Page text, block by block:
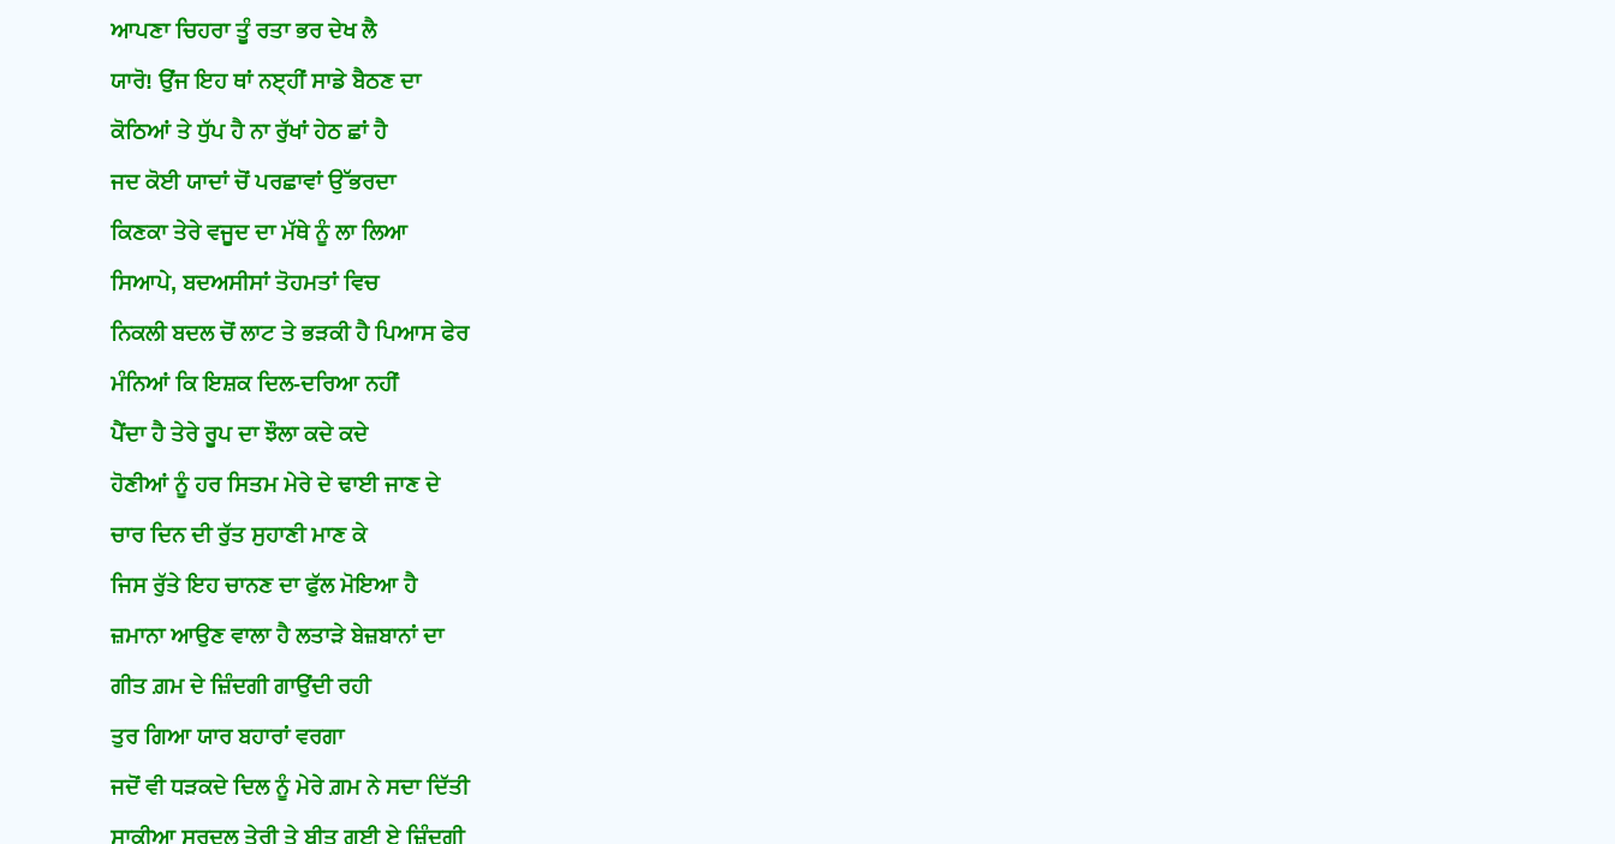
ਆਪਣਾ ਚਿਹਰਾ ਤੂੰ ਰਤਾ ਭਰ ਦੇਖ ਲੈ
ਯਾਰੋ! ਉਂਜ ਇਹ ਥਾਂ ਨੲ੍ਹੀਂ ਸਾਡੇ ਬੈਠਣ ਦਾ
ਕੋਠਿਆਂ ਤੇ ਧੁੱਪ ਹੈ ਨਾ ਰੁੱਖਾਂ ਹੇਠ ਛਾਂ ਹੈ
ਜਦ ਕੋਈ ਯਾਦਾਂ ਚੋਂ ਪਰਛਾਵਾਂ ਉੱਭਰਦਾ
ਕਿਣਕਾ ਤੇਰੇ ਵਜੂਦ ਦਾ ਮੱਥੇ ਨੂੰ ਲਾ ਲਿਆ
ਸਿਆਪੇ, ਬਦਅਸੀਸਾਂ ਤੋਹਮਤਾਂ ਵਿਚ
ਨਿਕਲੀ ਬਦਲ ਚੋਂ ਲਾਟ ਤੇ ਭੜਕੀ ਹੈ ਪਿਆਸ ਫੇਰ
ਮੰਨਿਆਂ ਕਿ ਇਸ਼ਕ ਦਿਲ-ਦਰਿਆ ਨਹੀਂ
ਪੈਂਦਾ ਹੈ ਤੇਰੇ ਰੂਪ ਦਾ ਝੌਲਾ ਕਦੇ ਕਦੇ
ਹੋਣੀਆਂ ਨੂੰ ਹਰ ਸਿਤਮ ਮੇਰੇ ਦੇ ਢਾਈ ਜਾਣ ਦੇ
ਚਾਰ ਦਿਨ ਦੀ ਰੁੱਤ ਸੁਹਾਣੀ ਮਾਣ ਕੇ
ਜਿਸ ਰੁੱਤੇ ਇਹ ਚਾਨਣ ਦਾ ਫੁੱਲ ਮੋਇਆ ਹੈ
ਜ਼ਮਾਨਾ ਆਉਣ ਵਾਲਾ ਹੈ ਲਤਾੜੇ ਬੇਜ਼ਬਾਨਾਂ ਦਾ
ਗੀਤ ਗ਼ਮ ਦੇ ਜ਼ਿੰਦਗੀ ਗਾਉਂਦੀ ਰਹੀ
ਤੁਰ ਗਿਆ ਯਾਰ ਬਹਾਰਾਂ ਵਰਗਾ
ਜਦੋਂ ਵੀ ਧੜਕਦੇ ਦਿਲ ਨੂੰ ਮੇਰੇ ਗ਼ਮ ਨੇ ਸਦਾ ਦਿੱਤੀ
ਸਾਕੀਆ ਸਰਦਲ ਤੇਰੀ ਤੇ ਬੀਤ ਗਈ ਏ ਜ਼ਿੰਦਗੀ